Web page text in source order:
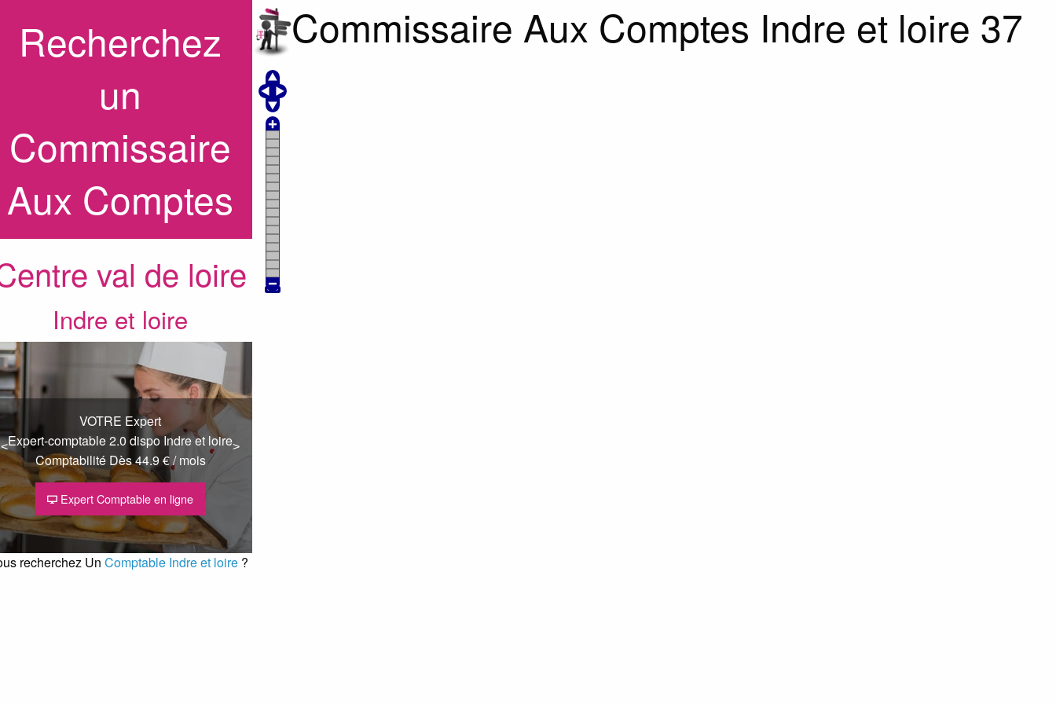
Recherchez
un
Commissaire
Aux Comptes
val de loire
Indre et loire
<
< >
>
VOTRE Expert
Expert-comptable 2.0 dispo Indre et loire
Comptabilité Dès 44.9 € / mois
Expert Comptable en ligne
recherchez Un Comptable Indre et loire ?
Commissaire Aux Comptes Indre et loire 37